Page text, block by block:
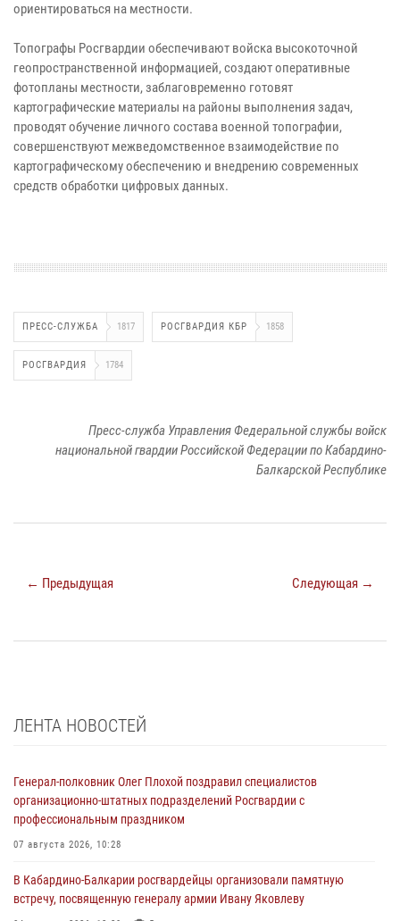
ориентироваться на местности.
Топографы Росгвардии обеспечивают войска высокоточной
геопространственной информацией, создают оперативные
фотопланы местности, заблаговременно готовят
картографические материалы на районы выполнения задач,
проводят обучение личного состава военной топографии,
совершенствуют межведомственное взаимодействие по
картографическому обеспечению и внедрению современных
средств обработки цифровых данных.
ПРЕСС-СЛУЖБА 1817 РОСГВАРДИЯ КБР 1858
РОСГВАРДИЯ 1784
Пресс-служба Управления Федеральной службы войск
национальной гвардии Российской Федерации по Кабардино-
Балкарской Республике
← Предыдущая Следующая →
ЛЕНТА НОВОСТЕЙ
Генерал-полковник Олег Плохой поздравил специалистов
организационно-штатных подразделений Росгвардии с
профессиональным праздником
07 августа 2026, 10:28
В Кабардино-Балкарии росгвардейцы организовали памятную
встречу, посвященную генералу армии Ивану Яковлеву